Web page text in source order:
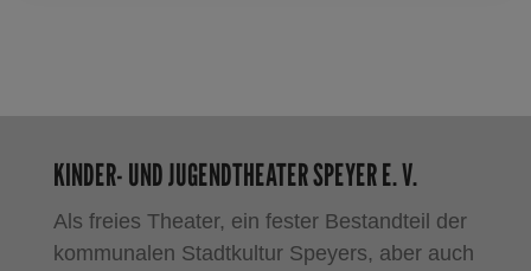
KINDER- UND JUGENDTHEATER SPEYER E. V.
Als freies Theater, ein fester Bestandteil der
kommunalen Stadtkultur Speyers, aber auch